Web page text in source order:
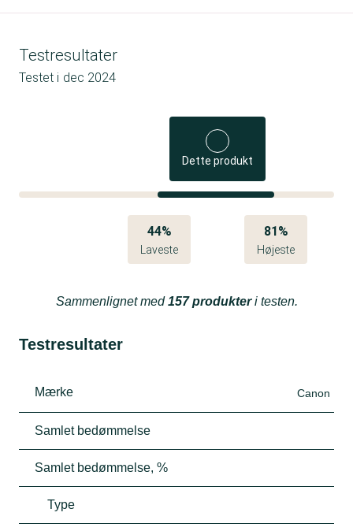
Testresultater
Testet i dec 2024
Dette produkt
44%
Laveste
81%
Højeste
Sammenlignet med157 produkteri testen.
Testresultater
Mærke Canon
Samlet bedømmelse
Samlet bedømmelse, %
Type